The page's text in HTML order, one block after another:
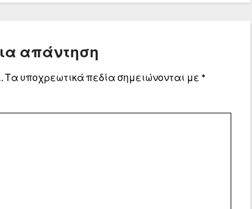
απάντηση
Τα υποχρεωτικά πεδία σημειώνονται με *